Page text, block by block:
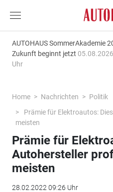
AUTOHAUS SommerAkademie
Zukunft beginnt jetzt
Uhr
Home Nachrichten
Politik
Prämie für Elektroautos:
meisten
Prämie für
Autohersteller
meisten
28.02.2022 09:26 Uhr